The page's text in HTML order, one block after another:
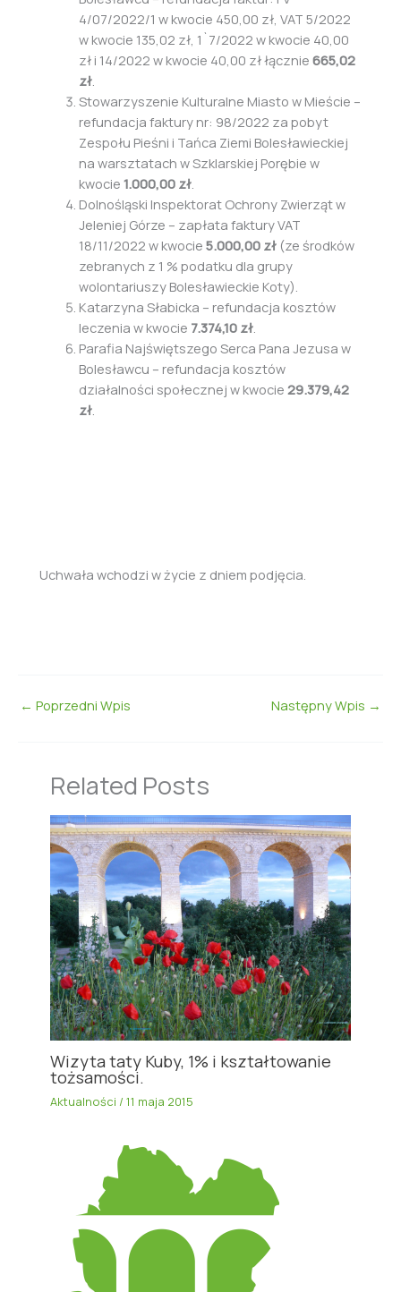
4/07/2022/1 w kwocie 450,00 zł, VAT 5/2022
w kwocie 135,02 zł, 1`7/2022 w kwocie 40,00
zł i 14/2022 w kwocie 40,00 zł łącznie 665,02
zł.
Stowarzyszenie Kulturalne Miasto w Mieście –
refundacja faktury nr: 98/2022 za pobyt
Zespołu Pieśni i Tańca Ziemi Bolesławieckiej
na warsztatach w Szklarskiej Porębie w
kwocie 1.000,00 zł.
Dolnośląski Inspektorat Ochrony Zwierząt w
Jeleniej Górze – zapłata faktury VAT
18/11/2022 w kwocie 5.000,00 zł(ze środków
zebranych z 1 % podatku dla grupy
wolontariuszy Bolesławieckie Koty).
Katarzyna Słabicka – refundacja kosztów
leczenia w kwocie 7.374,10 zł.
Parafia Najświętszego Serca Pana Jezusa w
Bolesławcu – refundacja kosztów
działalności społecznej w kwocie 29.379,42
zł.
Uchwała wchodzi w życie z dniem podjęcia.
← Poprzedni Wpis Następny Wpis →
Related Posts
Wizyta taty Kuby, 1% i kształtowanie
tożsamości.
Aktualności /11 maja 2015